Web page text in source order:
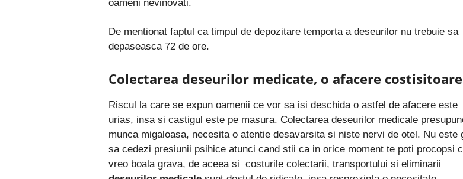
oameni nevinovati.
De mentionat faptul ca timpul de depozitare temporta a deseurilor nu trebuie sa
depaseasca 72 de ore.
Colectarea deseurilor medicate, o afacere
Riscul la care se expun oamenii ce vor sa isi deschida o astfel de afacere este
urias, insa si castigul este pe masura. Colectarea deseurilor medicale
munca migaloasa, necesita o atentie desavarsita si niste nervi de otel. Nu este
sa cedezi presiunii psihice atunci cand stii ca in orice moment te poti procopsi
vreo boala grava, de aceea si costurile colectarii, transportului si eliminarii